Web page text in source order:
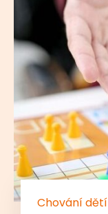
Chování dětí